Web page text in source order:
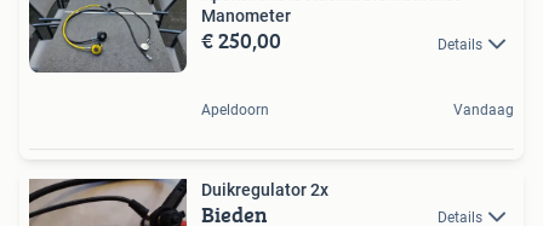
Manometer
€ 250,00 Details
Apeldoorn Vandaag
Duikregulator 2x
Bieden Details